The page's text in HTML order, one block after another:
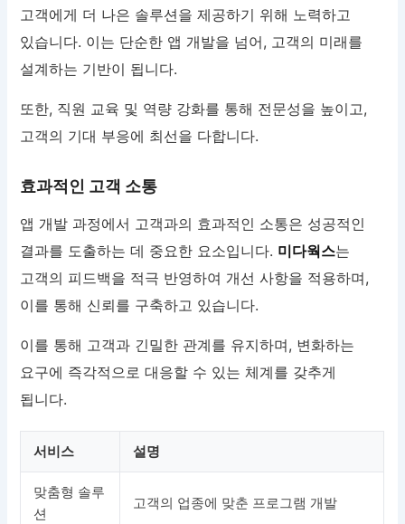
고객에게 더 나은 솔루션을 제공하기 위해 노력하고
있습니다. 이는 단순한 앱 개발을 넘어, 고객의 미래를
설계하는 기반이 됩니다.
또한, 직원 교육 및 역량 강화를 통해 전문성을 높이고,
고객의 기대 부응에 최선을 다합니다.
효과적인 고객 소통
앱 개발 과정에서 고객과의 효과적인 소통은 성공적인
결과를 도출하는 데 중요한 요소입니다. 미다웍스는
고객의 피드백을 적극 반영하여 개선 사항을 적용하며,
이를 통해 신뢰를 구축하고 있습니다.
이를 통해 고객과 긴밀한 관계를 유지하며, 변화하는
요구에 즉각적으로 대응할 수 있는 체계를 갖추게
됩니다.
서비스 설명
맞춤형 솔루
션
고객의 업종에 맞춘 프로그램 개발